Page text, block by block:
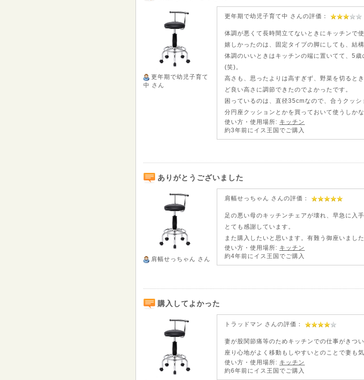
更年期で幼児子育て
中 さん
更年期で幼児子育て中 さんの評価：
体調が悪くて長時間立てないときにキッチンで使
嬉しかったのは、固定タイプの脚にしても、結
体調のいいときはキッチンの端に置いてて、5
(笑)。
高さも、思ったよりは高すぎず、野菜を切ると
ど良い高さに調節できたのでよかったです。
困っているのは、直径35cmなので、合うクッ
分円座クッションとかを買っておいて使うしか
使い方・使用場所: キッチン
約3年前にイス王国でご購入
ありがとうございました
肩幅せっちゃん さん
肩幅せっちゃん さんの評価：
足の悪い母のキッチンチェアが壊れ、早急に入
とても感謝しています。
また購入したいと思います。有難う御座いました
使い方・使用場所: キッチン
約4年前にイス王国でご購入
購入してよかった
トラッドマン さんの評価：
妻が股関節痛等のためキッチンでの仕事がきつ
座り心地がよく移動もしやすいとのことで妻も
使い方・使用場所: キッチン
約6年前にイス王国でご購入